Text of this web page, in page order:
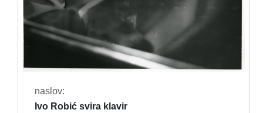
naslov:
Ivo Robić svira klavir